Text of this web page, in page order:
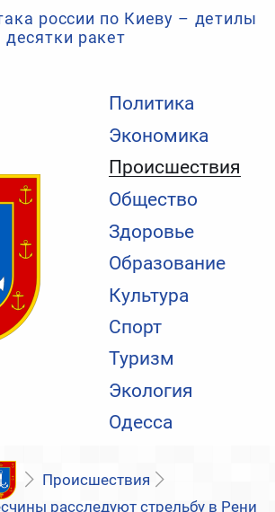
Политика
Экономика
Происшествия
Общество
Здоровье
Образование
Культура
Спорт
Туризм
Экология
Одесса
россии по Киеву – детилы
ракет
Происшествия
расследуют стрельбу в Рени